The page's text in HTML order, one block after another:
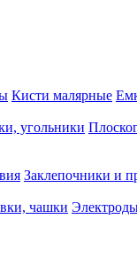
Кисти малярные
угольники
Заклепочники и
чашки